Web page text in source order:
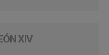
XIV